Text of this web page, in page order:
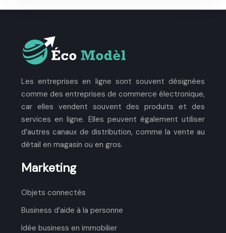
Les entreprises en ligne sont souvent désignées
comme des entreprises de commerce électronique,
car elles vendent souvent des produits et des
services en ligne. Elles peuvent également utiliser
d’autres canaux de distribution, comme la vente au
détail en magasin ou en gros.
Marketing
Objets connectés
Business d’aide à la personne
Idée business en immobilier